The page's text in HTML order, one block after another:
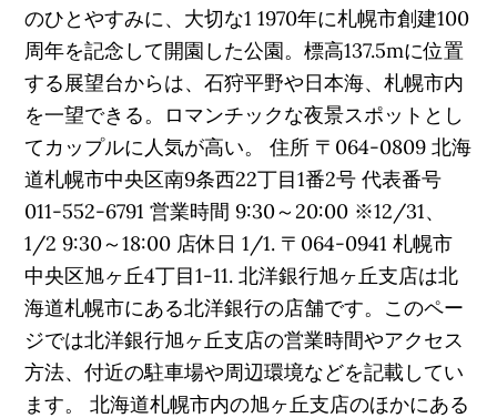
のひとやすみに、大切な1 1970年に札幌市創建100
周年を記念して開園した公園。標高137.5mに位置
する展望台からは、石狩平野や日本海、札幌市内
を一望できる。ロマンチックな夜景スポットとし
てカップルに人気が高い。 住所 〒064-0809 北海
道札幌市中央区南9条西22丁目1番2号 代表番号
011-552-6791 営業時間 9:30～20:00 ※12/31、
1/2 9:30～18:00 店休日 1/1. 〒064-0941 札幌市
中央区旭ヶ丘4丁目1-11. 北洋銀行旭ヶ丘支店は北
海道札幌市にある北洋銀行の店舗です。このペー
ジでは北洋銀行旭ヶ丘支店の営業時間やアクセス
方法、付近の駐車場や周辺環境などを記載してい
ます。 北海道札幌市内の旭ヶ丘支店のほかにある